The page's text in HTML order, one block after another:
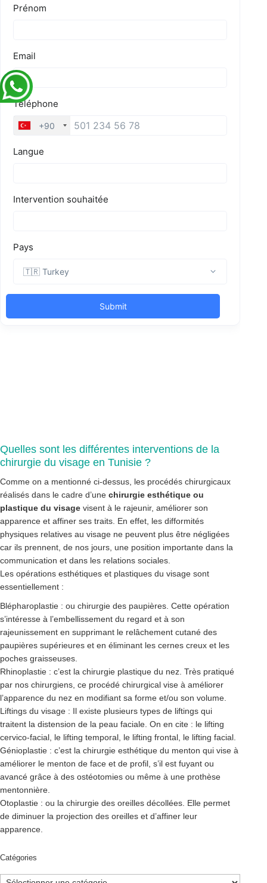
Quelles sont les différentes interventions de la
chirurgie du visage en Tunisie ?
Comme on a mentionné ci-dessus, les procédés chirurgicaux
réalisés dans le cadre d’une chirurgie esthétique ou
plastique du visage visent à le rajeunir, améliorer son
apparence et affiner ses traits. En effet, les difformités
physiques relatives au visage ne peuvent plus être négligées
car ils prennent, de nos jours, une position importante dans la
communication et dans les relations sociales.
Les opérations esthétiques et plastiques du visage sont
essentiellement :
Blépharoplastie : ou chirurgie des paupières. Cette opération
s’intéresse à l’embellissement du regard et à son
rajeunissement en supprimant le relâchement cutané des
paupières supérieures et en éliminant les cernes creux et les
poches graisseuses.
Rhinoplastie : c’est la chirurgie plastique du nez. Très pratiqué
par nos chirurgiens, ce procédé chirurgical vise à améliorer
l’apparence du nez en modifiant sa forme et/ou son volume.
Liftings du visage : Il existe plusieurs types de liftings qui
traitent la distension de la peau faciale. On en cite : le lifting
cervico-facial, le lifting temporal, le lifting frontal, le lifting facial.
Génioplastie : c’est la chirurgie esthétique du menton qui vise à
améliorer le menton de face et de profil, s’il est fuyant ou
avancé grâce à des ostéotomies ou même à une prothèse
mentonnière.
Otoplastie : ou la chirurgie des oreilles décollées. Elle permet
de diminuer la projection des oreilles et d’affiner leur
apparence.
Catégories
Catégories